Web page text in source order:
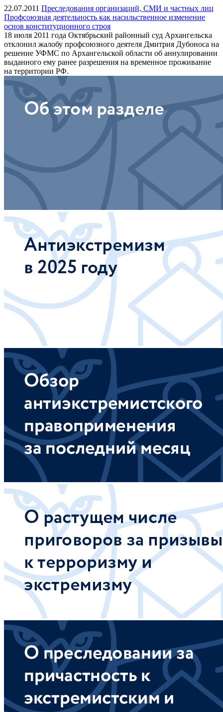
22.07.2011 Преследования организаций, СМИ и частных лиц
Профсоюзная деятельность как насильственное изменение
основ конституционного строя
18 июля 2011 года Октябрьский районный суд Архангельска
отклонил жалобу профсоюзного деятеля Дмитрия Дубоноса на
решение УФМС по Архангельской области об аннулировании
выданного ему ранее разрешения на временное проживание
на территории РФ.